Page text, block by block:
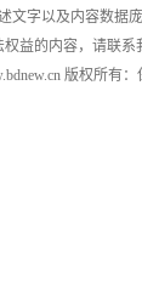
文字以及内容数据
益的内容，请联系
版权所有